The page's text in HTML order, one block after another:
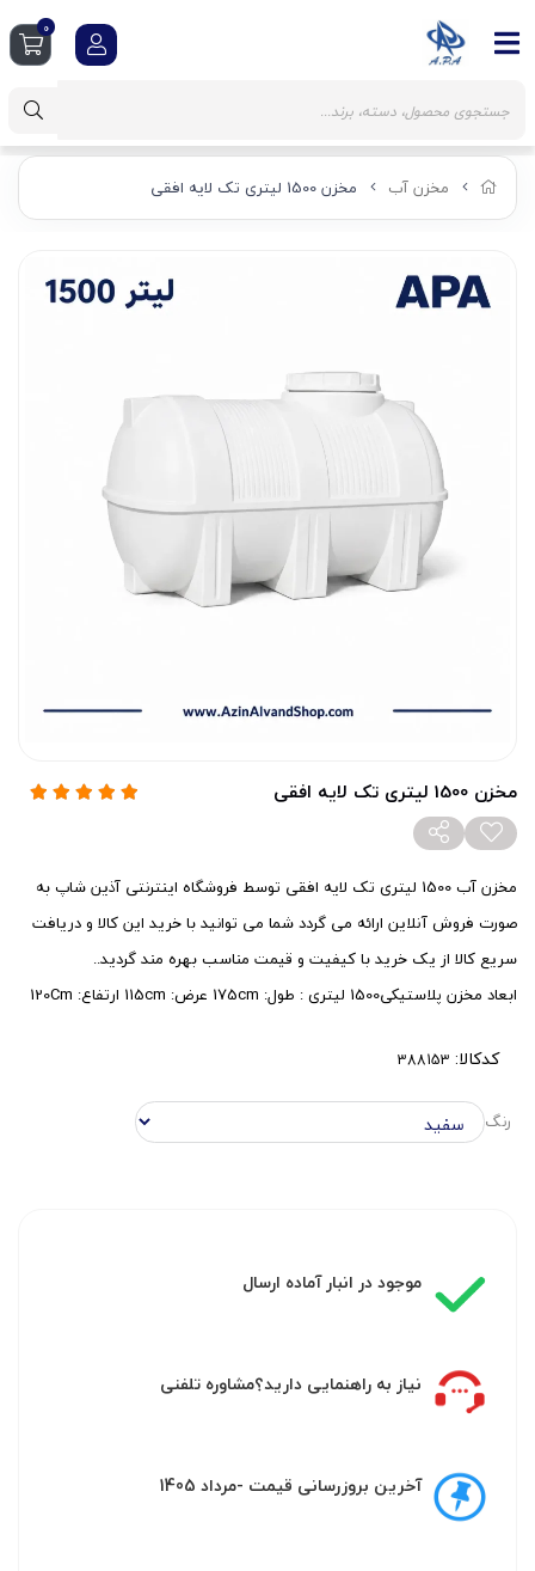
مخزن آب مخزن 1500 لیتری تک لایه افقی
مخزن 1500 لیتری تک لایه افقی
مخزن آب 1500 لیتری تک لایه افقی توسط فروشگاه اینترنتی آذین شاپ به
صورت فروش آنلاین ارائه می گردد شما می توانید با خرید این کالا و دریافت
سریع کالا از یک خرید با کیفیت و قیمت مناسب بهره مند گردید..
ابعاد مخزن پلاستیکی1500 لیتری : طول: 175cm عرض: 115cm ارتفاع: 120Cm
کدکالا:
رنگ
موجود در انبار آماده ارسال
نیاز به راهنمایی دارید؟مشاوره تلفنی
آخرین بروزرسانی قیمت -مرداد 1405
0